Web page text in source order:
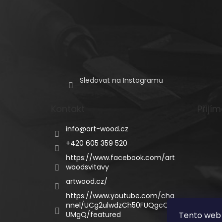
Tento
Sledovat na Instagramu
info@art-wood.cz
+420 605 359 520
https://www.facebook.com/art
woodsvitavy
artwood.cz/
https://www.youtube.com/cha
nnel/UCg2ulwdzCh50FUQgcQC
UMgQ/featured